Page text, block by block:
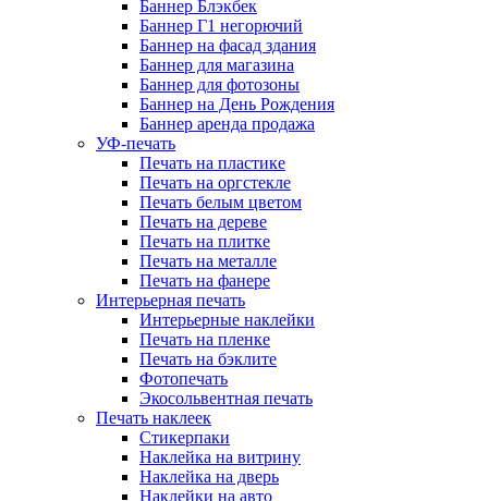
Баннер Блэкбек
Баннер Г1 негорючий
Баннер на фасад здания
Баннер для магазина
Баннер для фотозоны
Баннер на День Рождения
Баннер аренда продажа
УФ-печать
Печать на пластике
Печать на оргстекле
Печать белым цветом
Печать на дереве
Печать на плитке
Печать на металле
Печать на фанере
Интерьерная печать
Интерьерные наклейки
Печать на пленке
Печать на бэклите
Фотопечать
Экосольвентная печать
Печать наклеек
Стикерпаки
Наклейка на витрину
Наклейка на дверь
Наклейки на авто